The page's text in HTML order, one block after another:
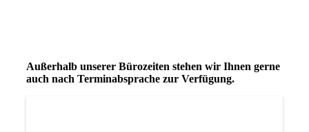
Außerhalb unserer Bürozeiten stehen wir Ihnen gerne
auch nach Terminabsprache zur Verfügung.